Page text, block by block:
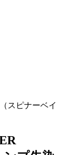
スピナーベイ